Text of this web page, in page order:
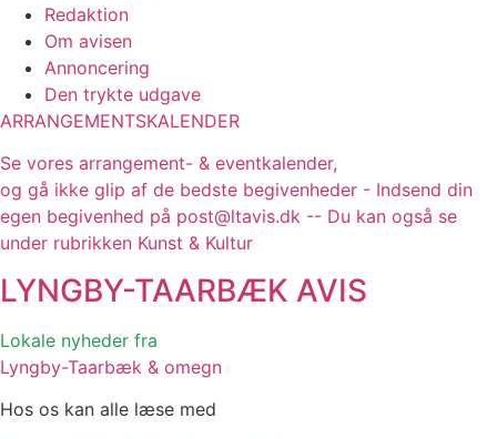
Redaktion
Om avisen
Annoncering
Den trykte udgave
ARRANGEMENTSKALENDER
Se vores arrangement- & eventkalender,
og gå ikke glip af de bedste begivenheder - Indsend din
egen begivenhed på post@ltavis.dk -- Du kan også se
under rubrikken Kunst & Kultur
LYNGBY-TAARBÆK AVIS
Lokale nyheder fra
Lyngby-Taarbæk & omegn
Hos os kan alle læse med